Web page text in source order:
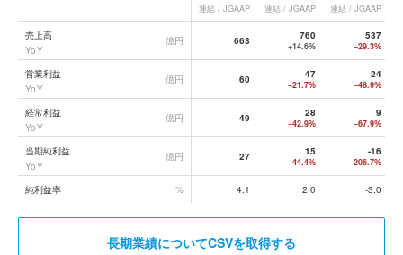
カチタス
連結 / JGAAP 連結 / JGAAP 連結 / JGAAP
売上高
YoY
億円 663 760
+14.6%
537
−29.3%
営業利益
YoY
億円 60 47
−21.7%
24
−48.9%
経常利益
YoY
億円 49 28
−42.9%
9
−67.9%
当期純利益
YoY
億円 27 15
−44.4%
-16
−206.7%
純利益率 % 4.1 2.0 -3.0
長期業績についてCSVを取得する